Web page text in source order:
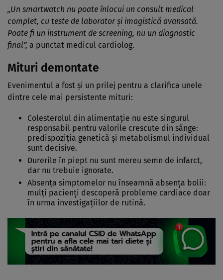
„Un smartwatch nu poate înlocui un consult medical
complet, cu teste de laboratorși imagistică avansată.
Poate fi un instrument de screening, nu un diagnostic
final”, a punctat medicul cardiolog.
Mituri demontate
Evenimentul a fost și un prilej pentru a clarifica unele
dintre cele mai persistente mituri:
Colesterolul din alimentație nu este singurul
responsabil pentru valorile crescute din sânge:
predispoziția genetică și metabolismul individual
sunt decisive.
Durerile în piept nu sunt mereu semn de infarct,
dar nu trebuie ignorate.
Absența simptomelor nu înseamnă absența bolii:
mulți pacienți descoperă probleme cardiace doar
în urma investigațiilor de rutină.